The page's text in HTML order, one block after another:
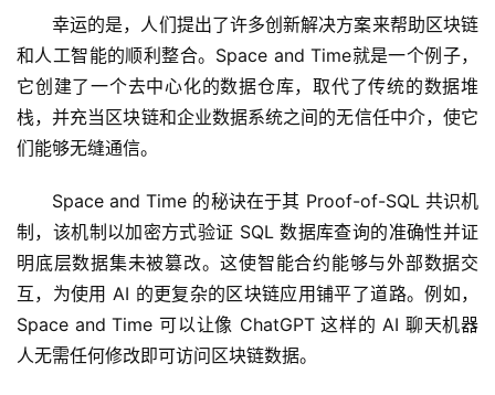
幸运的是，人们提出了许多创新解决方案来帮助区块链
和人工智能的顺利整合。Space and Time就是一个例子，
它创建了一个去中心化的数据仓库，取代了传统的数据堆
栈，并充当区块链和企业数据系统之间的无信任中介，使它
们能够无缝通信。
Space and Time 的秘诀在于其 Proof-of-SQL 共识机
制，该机制以加密方式验证 SQL 数据库查询的准确性并证
明底层数据集未被篡改。这使智能合约能够与外部数据交
互，为使用 AI 的更复杂的区块链应用铺平了道路。例如，
Space and Time 可以让像 ChatGPT 这样的 AI 聊天机器
人无需任何修改即可访问区块链数据。